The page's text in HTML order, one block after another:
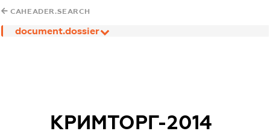
CAHEADER.SEARCH
document.dossier
КРИМТОРГ-2014